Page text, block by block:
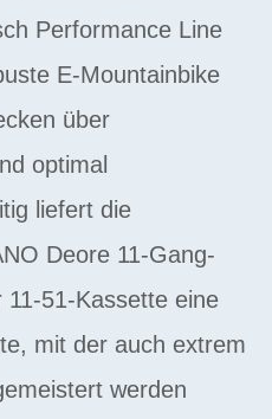
Performance Line
E-Mountainbike
über
optimal
liefert die
Deore 11-Gang-
51-Kassette eine
mit der auch extrem
werden